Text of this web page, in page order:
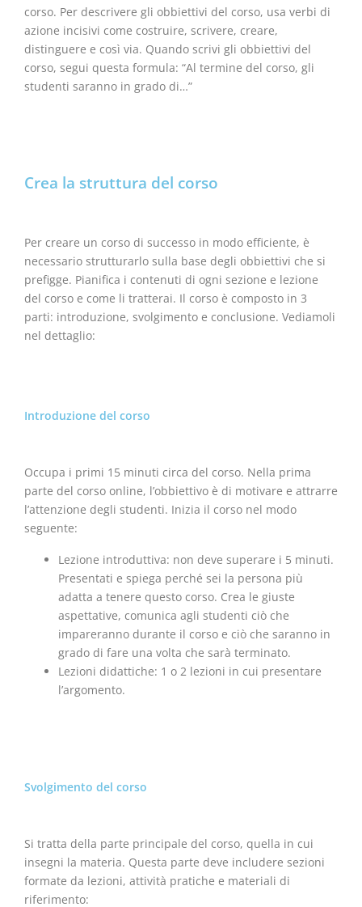
corso. Per descrivere gli obbiettivi del corso, usa verbi di
azione incisivi come costruire, scrivere, creare,
distinguere e così via. Quando scrivi gli obbiettivi del
corso, segui questa formula: “Al termine del corso, gli
studenti saranno in grado di…”
Crea la struttura del corso
Per creare un corso di successo in modo efficiente, è
necessario strutturarlo sulla base degli obbiettivi che si
prefigge. Pianifica i contenuti di ogni sezione e lezione
del corso e come li tratterai. Il corso è composto in 3
parti: introduzione, svolgimento e conclusione. Vediamoli
nel dettaglio:
Introduzione del corso
Occupa i primi 15 minuti circa del corso. Nella prima
parte del corso online, l’obbiettivo è di motivare e attrarre
l’attenzione degli studenti. Inizia il corso nel modo
seguente:
Lezione introduttiva: non deve superare i 5 minuti.
Presentati e spiega perché sei la persona più
adatta a tenere questo corso. Crea le giuste
aspettative, comunica agli studenti ciò che
impareranno durante il corso e ciò che saranno in
grado di fare una volta che sarà terminato.
Lezioni didattiche: 1 o 2 lezioni in cui presentare
l’argomento.
Svolgimento del corso
Si tratta della parte principale del corso, quella in cui
insegni la materia. Questa parte deve includere sezioni
formate da lezioni, attività pratiche e materiali di
riferimento: